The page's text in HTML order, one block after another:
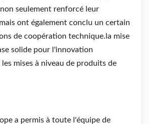
seulement renforcé leur
ont également conclu un certain
de coopération technique.la mise
solide pour l'innovation
mises à niveau de produits de
a permis à toute l'équipe de